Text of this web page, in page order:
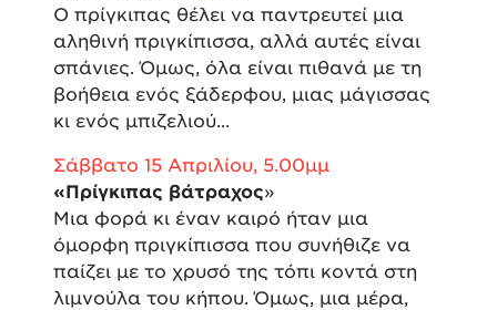
Ο πρίγκιπας θέλει να παντρευτεί μια
αληθινή πριγκίπισσα, αλλά αυτές είναι
σπάνιες. Όμως, όλα είναι πιθανά με τη
βοήθεια ενός ξάδερφου, μιας μάγισσας
κι ενός μπιζελιού...
Σάββατο 15 Απριλίου, 5.00μμ
«Πρίγκιπας βάτραχος»
Μια φορά κι έναν καιρό ήταν μια
όμορφη πριγκίπισσα που συνήθιζε να
παίζει με το χρυσό της τόπι κοντά στη
λιμνούλα του κήπου. Όμως, μια μέρα,